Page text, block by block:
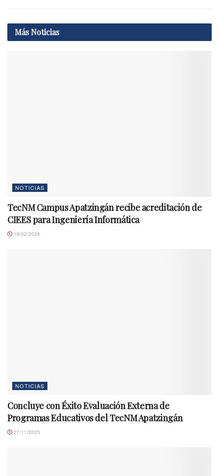
MásNoticias
NOTICIAS
TecNM Campus Apatzingán recibe acreditación de
CIEES para Ingeniería Informática
16/02/2026
NOTICIAS
Concluye con Éxito Evaluación Externa de
Programas Educativos del TecNM Apatzingán
27/11/2025